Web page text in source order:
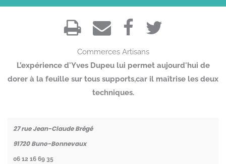
Commerces Artisans
L’expérience d'Yves Dupeu lui permet aujourd'hui de
dorer à la feuille sur tous supports,car il maîtrise les deux
techniques.
27 rue Jean-Claude Brégé
91720 Buno-Bonnevaux
06 12 16 69 35